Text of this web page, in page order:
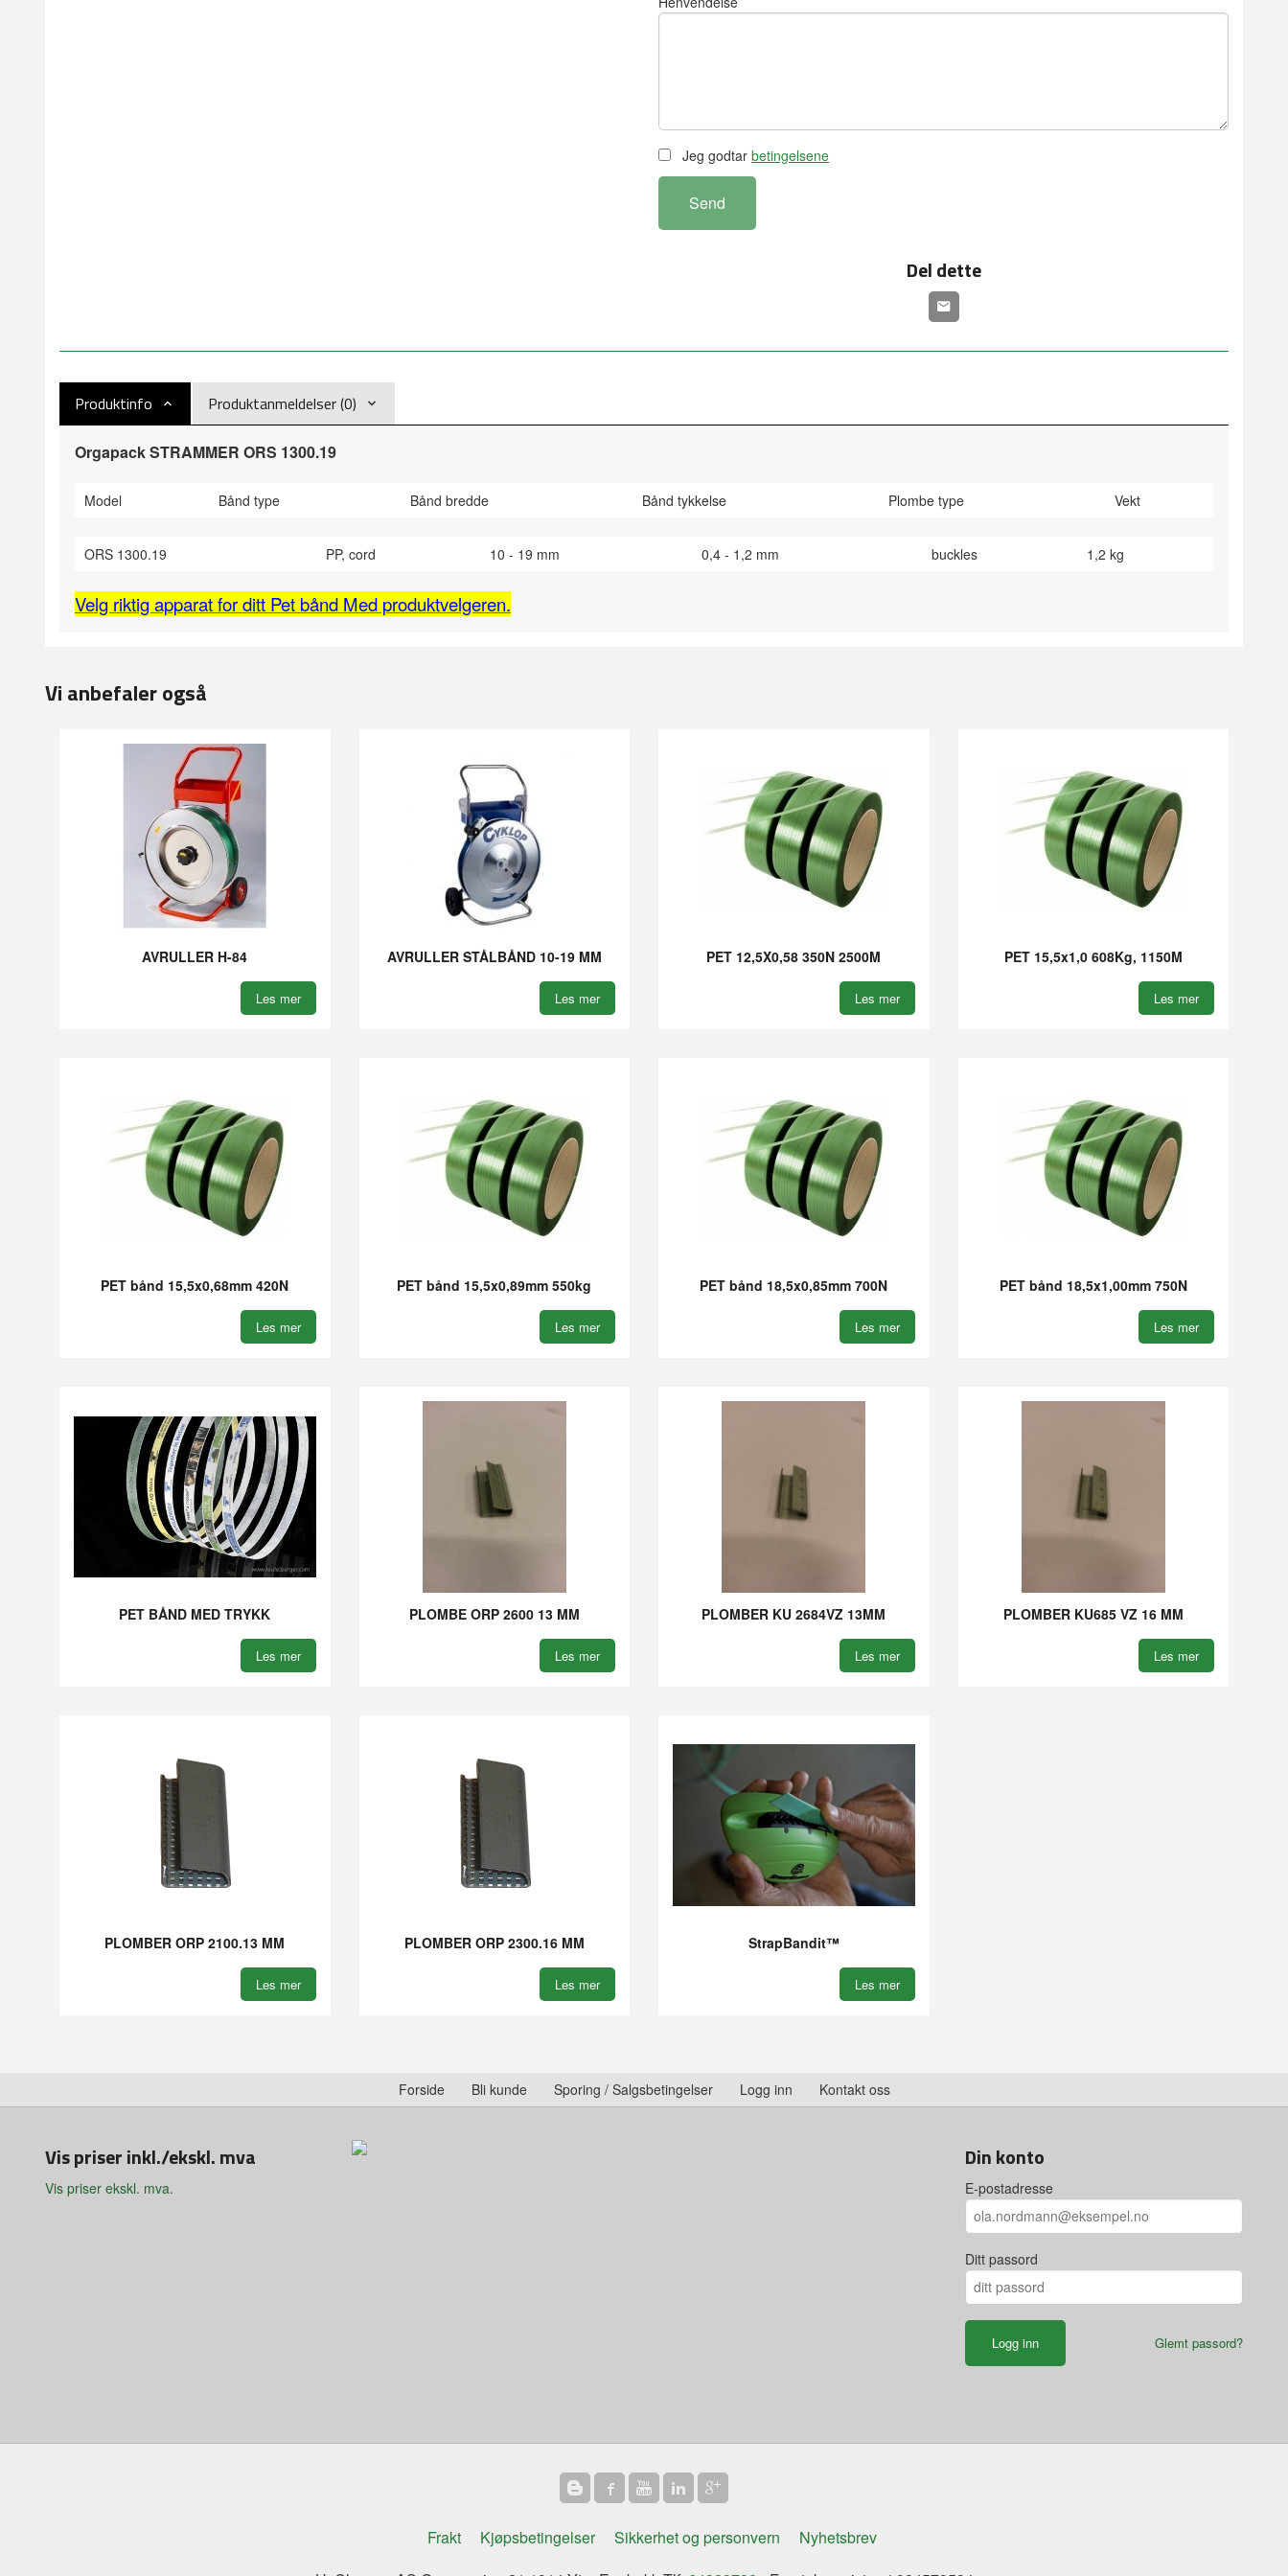
Jeg godtar betingelsene
Send
Del dette
Produktinfo Produktanmeldelser (0)
Orgapack STRAMMER ORS 1300.19
Model Bånd type Bånd bredde Bånd tykkelse Plombe type Vekt
ORS 1300.19 PP, cord 10 - 19 mm 0,4 - 1,2 mm buckles 1,2 kg
Velg riktig apparat for ditt Pet bånd Med produktvelgeren.
Vi anbefaler også
AVRULLER H-84
Les mer
AVRULLER STÅLBÅND 10-19 MM
Les mer
PET 12,5X0,58 350N 2500M
Les mer
PET 15,5x1,0 608Kg, 1150M
Les mer
PET bånd 15,5x0,68mm 420N
Les mer
PET bånd 15,5x0,89mm 550kg
Les mer
PET bånd 18,5x0,85mm 700N
Les mer
PET bånd 18,5x1,00mm 750N
Les mer
PET BÅND MED TRYKK
Les mer
PLOMBE ORP 2600 13 MM
Les mer
PLOMBER KU 2684VZ 13MM
Les mer
PLOMBER KU685 VZ 16 MM
Les mer
PLOMBER ORP 2100.13 MM
Les mer
PLOMBER ORP 2300.16 MM
Les mer
StrapBandit™
Les mer
Forside Bli kunde Sporing / Salgsbetingelser Logg inn Kontakt oss
Vis priser inkl./ekskl. mva
Vis priser ekskl. mva.
Din konto
E-postadresse
Ditt passord
Glemt passord?
Frakt Kjøpsbetingelser Sikkerhet og personvern
Nyhetsbrev